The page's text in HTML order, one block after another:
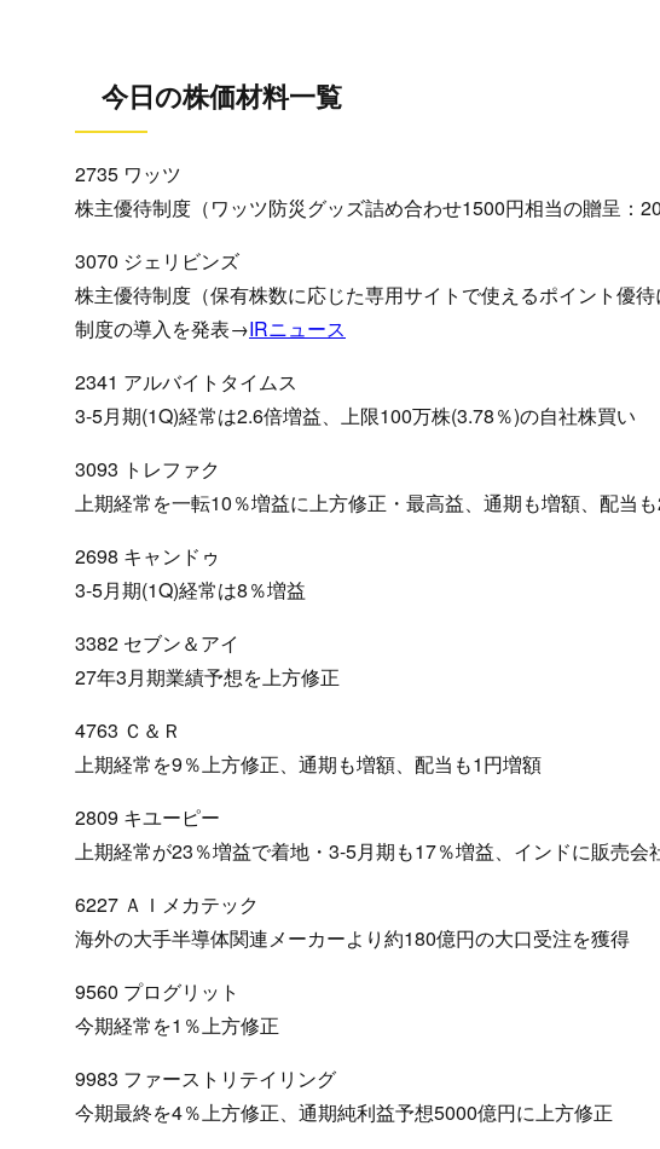
今日の株価材料一覧
2735 ワッツ
株主優待制度（ワッツ防災グッズ詰め合わせ1500円相当の贈呈：
3070 ジェリビンズ
株主優待制度（保有株数に応じた専用サイトで使えるポイント優
制度の導入を発表→IRニュース
2341 アルバイトタイムス
3-5月期(1Q)経常は2.6倍増益、上限100万株(3.78％)の自社株買い
3093 トレファク
上期経常を一転10％増益に上方修正・最高益、通期も増額、配当
2698 キャンドゥ
3-5月期(1Q)経常は8％増益
3382 セブン＆アイ
27年3月期業績予想を上方修正
4763 Ｃ＆Ｒ
上期経常を9％上方修正、通期も増額、配当も1円増額
2809 キユーピー
上期経常が23％増益で着地・3-5月期も17％増益、インドに販売会
6227 ＡＩメカテック
海外の大手半導体関連メーカーより約180億円の大口受注を獲得
9560 プログリット
今期経常を1％上方修正
9983 ファーストリテイリング
今期最終を4％上方修正、通期純利益予想5000億円に上方修正